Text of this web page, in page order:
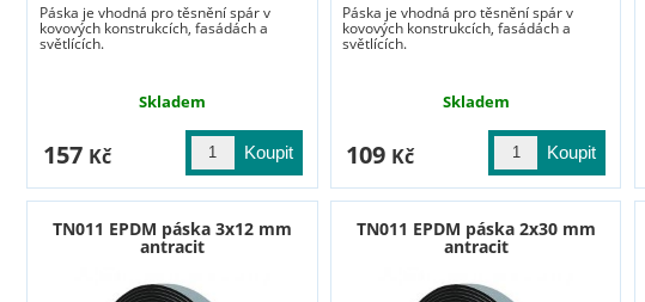
Páska je vhodná pro těsnění spár v
kovových konstrukcích, fasádách a
světlících.
Skladem
157 Kč
Páska je vhodná pro těsnění spár v
kovových konstrukcích, fasádách a
světlících.
Skladem
109 Kč
TN011 EPDM páska 3x12 mm
antracit
TN011 EPDM páska 2x30 mm
antracit